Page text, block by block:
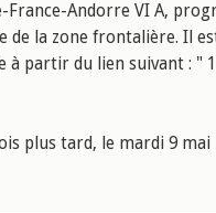
France-Andorre VI A,
la zone frontalière. Il
à partir du lien suivant : "
plus tard, le mardi 9 mai